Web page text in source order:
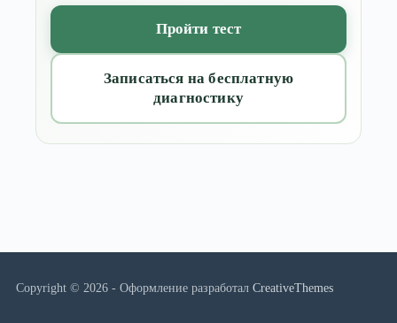
Пройти тест
Записаться на бесплатную
диагностику
Copyright © 2026 - Оформление разработалCreativeThemes